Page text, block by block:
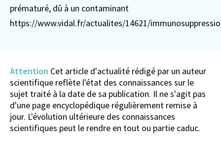
prématuré, dû à un contaminant
https://www.vidal.fr/actualites/14621/
Attention Cet article d'actualité rédigé par un auteur
scientifique reflète l'état des connaissances sur le
sujet traité à la date de sa publication. Il ne s'agit pas
d'une page encyclopédique régulièrement remise à
jour. L'évolution ultérieure des connaissances
scientifiques peut le rendre en tout ou partie caduc.